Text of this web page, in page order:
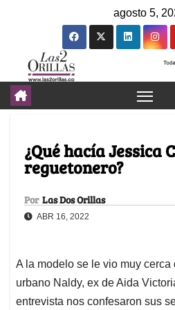
agosto 5,
¿Qué hacía Jessica
reguetonero?
Por Las Dos Orillas
ABR 16, 2022
A la modelo se le vio muy
urbano Naldy, ex de Aida
entrevista nos confesaron sus